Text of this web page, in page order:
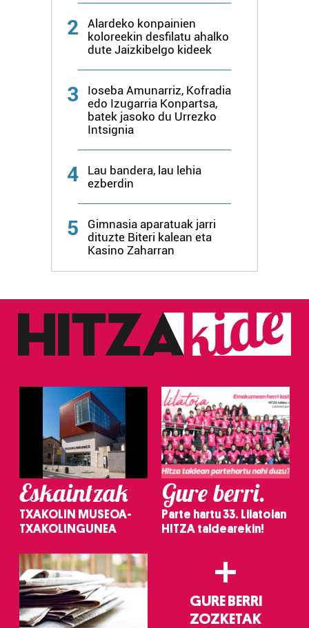
2
Alardeko konpainien
koloreekin desfilatu ahalko
dute Jaizkibelgo kideek
3
Ioseba Amunarriz, Kofradia
edo Izugarria Konpartsa,
batek jasoko du Urrezko
Intsignia
4
Lau bandera, lau lehia
ezberdin
5
Gimnasia aparatuak jarri
dituzte Biteri kalean eta
Kasino Zaharran
Eskaintzak
TXAKOLIN MUSEOA-
TXAKOLINGUNEA
Gure berri.
Parte hartu 33. Lilatoian
HITZA taldearekin!
+
GURE BERRI
ZOZKETAK